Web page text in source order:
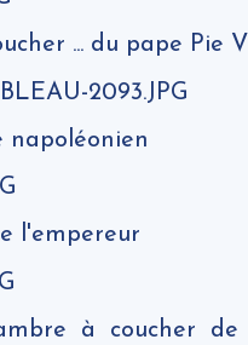
... du pape Pie
napoléonien
l'empereur
à coucher